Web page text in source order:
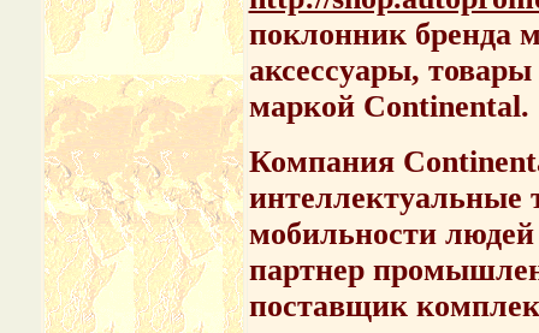
поклонник бренда
аксессуары,
маркой Continental.
Компания
интеллектуальные
мобильности
партнер
поставщик